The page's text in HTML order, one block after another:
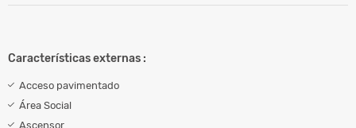
Características externas :
Acceso pavimentado
Área Social
Ascensor